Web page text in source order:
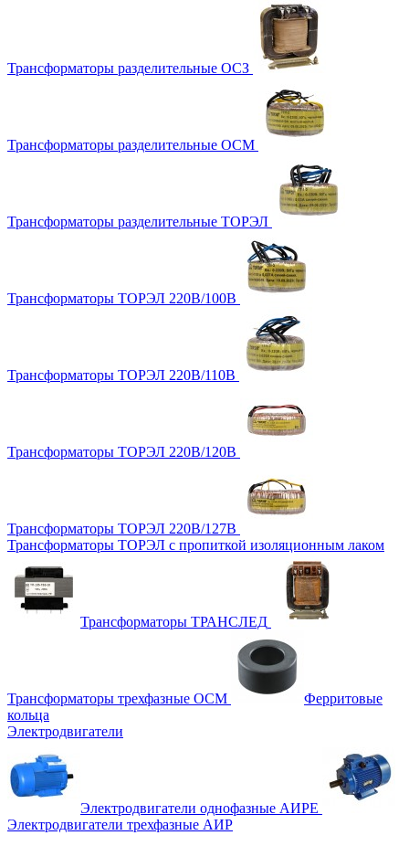
Трансформаторы разделительные ОСЗ
Трансформаторы разделительные ОСМ
Трансформаторы разделительные ТОРЭЛ
Трансформаторы ТОРЭЛ 220В/100В
Трансформаторы ТОРЭЛ 220В/110В
Трансформаторы ТОРЭЛ 220В/120В
Трансформаторы ТОРЭЛ 220В/127В
Трансформаторы ТОРЭЛ с пропиткой изоляционным лаком
Трансформаторы ТРАНСЛЕД
Трансформаторы трехфазные ОСМ
Ферритовые
кольца
Электродвигатели
Электродвигатели однофазные АИРЕ
Электродвигатели трехфазные АИР